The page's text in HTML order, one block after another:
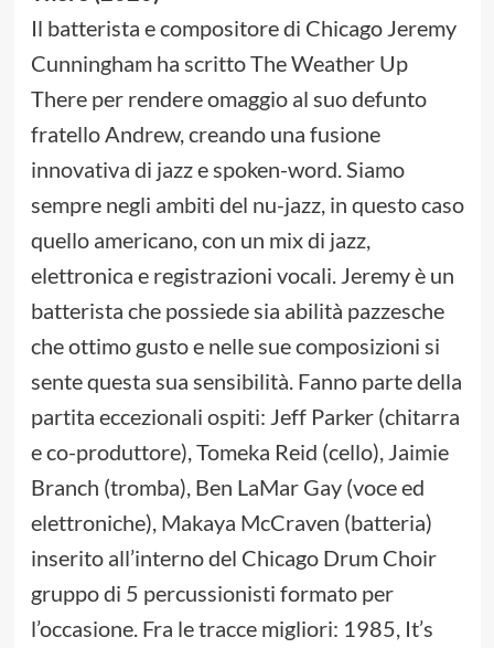
Il batterista e compositore di Chicago Jeremy
Cunningham ha scritto The Weather Up
There per rendere omaggio al suo defunto
fratello Andrew, creando una fusione
innovativa di jazz e spoken-word. Siamo
sempre negli ambiti del nu-jazz, in questo caso
quello americano, con un mix di jazz,
elettronica e registrazioni vocali. Jeremy è un
batterista che possiede sia abilità pazzesche
che ottimo gusto e nelle sue composizioni si
sente questa sua sensibilità. Fanno parte della
partita eccezionali ospiti: Jeff Parker (chitarra
e co-produttore), Tomeka Reid (cello), Jaimie
Branch (tromba), Ben LaMar Gay (voce ed
elettroniche), Makaya McCraven (batteria)
inserito all’interno del Chicago Drum Choir
gruppo di 5 percussionisti formato per
l’occasione. Fra le tracce migliori: 1985, It’s